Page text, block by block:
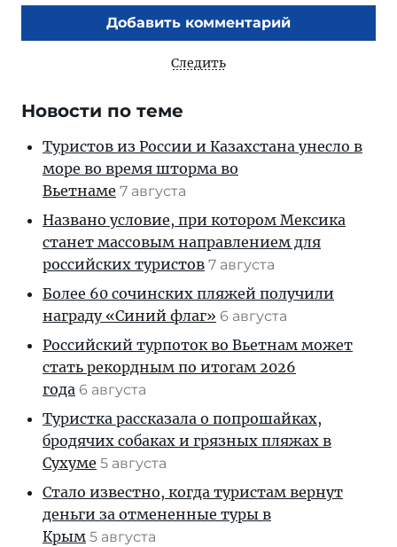
Добавить комментарий
Следить
Новости по теме
Туристов из России и Казахстана унесло в
море во время шторма во
Вьетнаме 7 августа
Названо условие, при котором Мексика
станет массовым направлением для
российских туристов 7 августа
Более 60 сочинских пляжей получили
награду «Синий флаг» 6 августа
Российский турпоток во Вьетнам может
стать рекордным по итогам 2026
года 6 августа
Туристка рассказала о попрошайках,
бродячих собаках и грязных пляжах в
Сухуме 5 августа
Стало известно, когда туристам вернут
деньги за отмененные туры в
Крым 5 августа